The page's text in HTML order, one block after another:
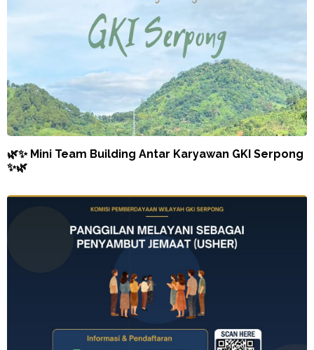
🌿✨ Mini Team Building Antar Karyawan GKI Serpong
✨🌿